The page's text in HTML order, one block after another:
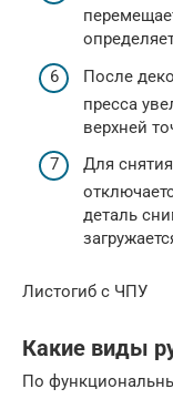
После
пресса
верхней
Для
деталь
Листогиб с ЧПУ
Какие виды
По